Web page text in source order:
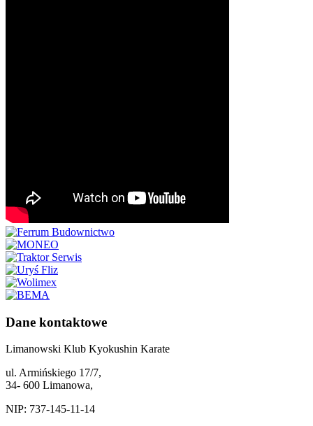
Dane kontaktowe
Limanowski Klub Kyokushin Karate
ul. Armińskiego 17/7,
34- 600 Limanowa,
NIP: 737-145-11-14